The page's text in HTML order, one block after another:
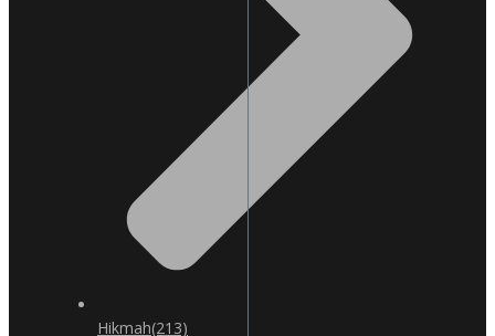
Hikmah(213)